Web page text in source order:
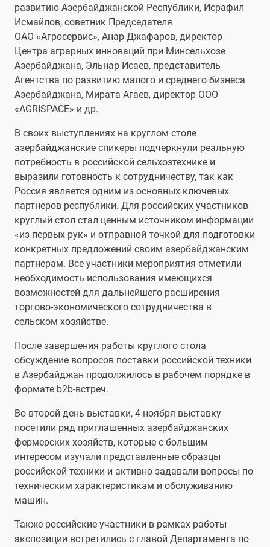
развитию Азербайджанской Республики, Исрафил
Исмайлов, советник Председателя
ОАО «Агросервис», Анар Джафаров, директор
Центра аграрных инноваций при Минсельхозе
Азербайджана, Эльнар Исаев, представитель
Агентства по развитию малого и среднего бизнеса
Азербайджана, Мирата Агаев, директор ООО
«AGRISPACE» и др.
В своих выступлениях на круглом столе
азербайджанские спикеры подчеркнули реальную
потребность в российской сельхозтехнике и
выразили готовность к сотрудничеству, так как
Россия является одним из основных ключевых
партнеров республики. Для российских участников
круглый стол стал ценным источником информации
«из первых рук» и отправной точкой для подготовки
конкретных предложений своим азербайджанским
партнерам. Все участники мероприятия отметили
необходимость использования имеющихся
возможностей для дальнейшего расширения
торгово-экономического сотрудничества в
сельском хозяйстве.
После завершения работы круглого стола
обсуждение вопросов поставки российской техники
в Азербайджан продолжилось в рабочем порядке в
формате b2b-встреч.
Во второй день выставки, 4 ноября выставку
посетили ряд приглашенных азербайджанских
фермерских хозяйств, которые с большим
интересом изучали представленные образцы
российской техники и активно задавали вопросы по
техническим характеристикам и обслуживанию
машин.
Также российские участники в рамках работы
экспозиции встретились с главой Департамента по